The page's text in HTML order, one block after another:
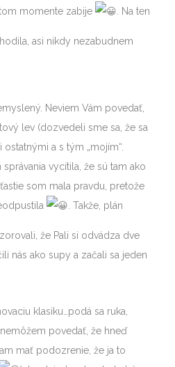
momente zabije . Na ten
asi nikdy nezabudnem
Neviem Vám povedať,
lev (dozvedeli sme sa, že sa
a s tým „mojím“.
vycítila, že sú tam ako
som mala pravdu, pretože
. Takže, plán
že Pali si odvádza dve
nás ako supy a začali sa jeden
klasiku…podá sa ruka,
povedať, že hneď
mať podozrenie, že ja to